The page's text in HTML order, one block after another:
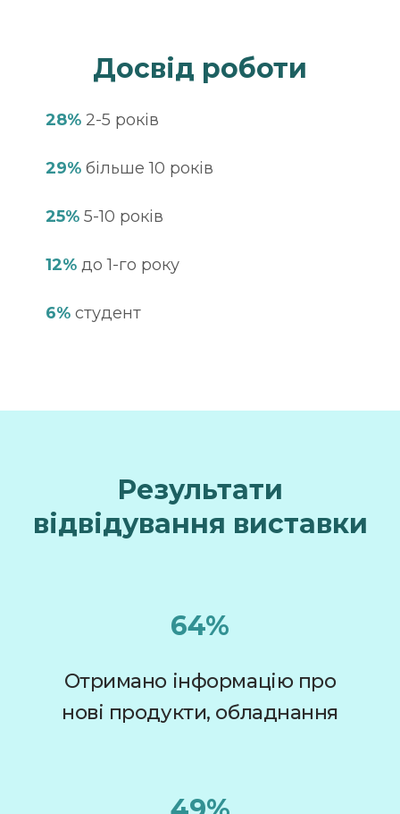
Досвід роботи
28% 2-5 років
29% більше 10 років
25% 5-10 років
12% до 1-го року
6% студент
Результати
відвідування виставки
64%
Отримано інформацію про
нові продукти, обладнання